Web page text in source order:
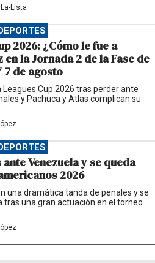
Lista
2026: ¿Cómo le fue a
en la Jornada 2 de la Fase de
7 de agosto
Cup 2026 tras perder ante
y Pachuca y Atlas complican su
Venezuela y se queda
2026
una dramática tanda de penales y se
tras una gran actuación en el torneo